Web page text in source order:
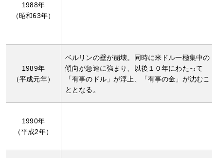
1988年
（昭和63年）
1989年
（平成元年）
ベルリンの壁が崩壊。同時に米ドル一極集中の
傾向が急速に強まり、以後１０年にわたって
「有事のドル」が浮上、「有事の金」が沈むこ
ととなる。
1990年
（平成2年）